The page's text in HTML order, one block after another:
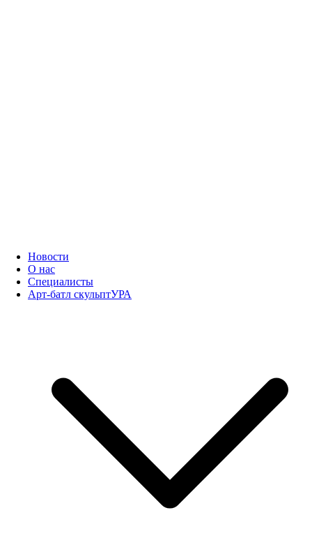
Новости
О нас
Специалисты
Арт-батл скульптУРА